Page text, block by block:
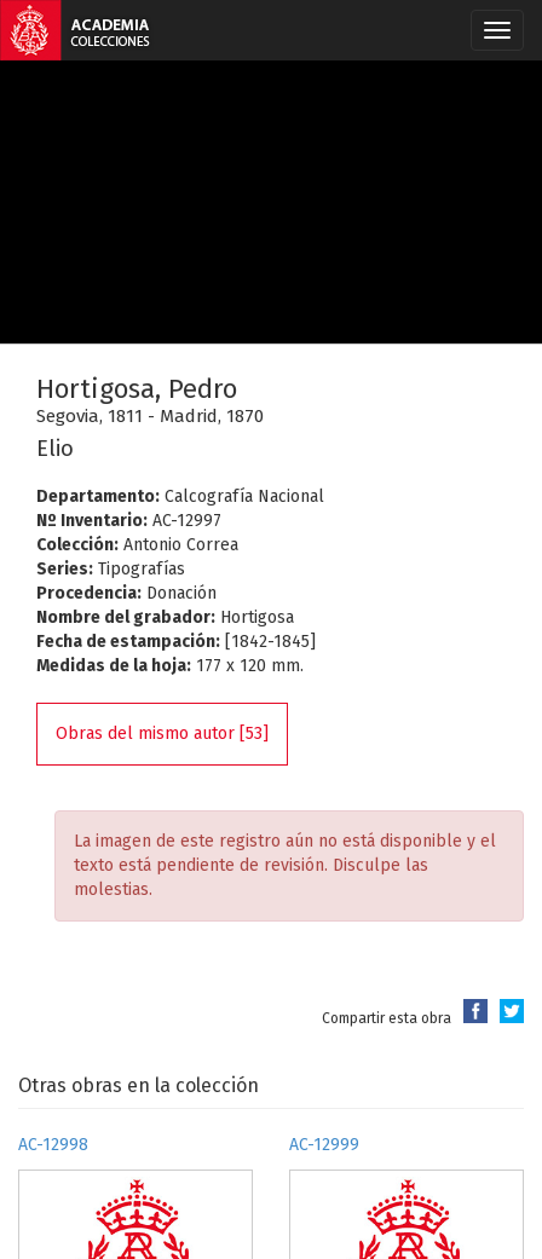
Hortigosa, Pedro
Segovia, 1811 - Madrid, 1870
Elio
Departamento: Calcografía Nacional
Nº Inventario: AC-12997
Colección: Antonio Correa
Series: Tipografías
Procedencia: Donación
Nombre del grabador: Hortigosa
Fecha de estampación: [1842-1845]
Medidas de la hoja: 177 x 120 mm.
Obras del mismo autor [53]
La imagen de este registro aún no está disponible y el
texto está pendiente de revisión. Disculpe las
molestias.
Compartir esta obra
Otras obras en la colección
AC-12998 AC-12999